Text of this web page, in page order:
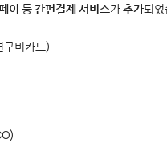
업비용이 계산되기 때문에
격을 낮추는 방법을 이용하고
비워 내도 상관없지만, 캐릭
요.
다듬어 나가는 것은 굉장히 비
있는 프로그램
이 등간편결제 서비스가추가되
비카드)